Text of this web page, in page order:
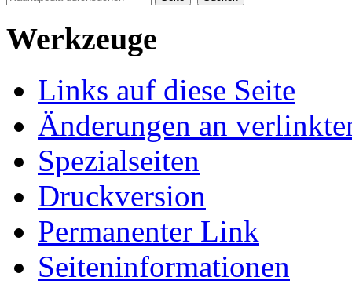
Werkzeuge
Links auf diese Seite
Änderungen an
Spezialseiten
Druckversion
Permanenter Link
Seiten­informationen